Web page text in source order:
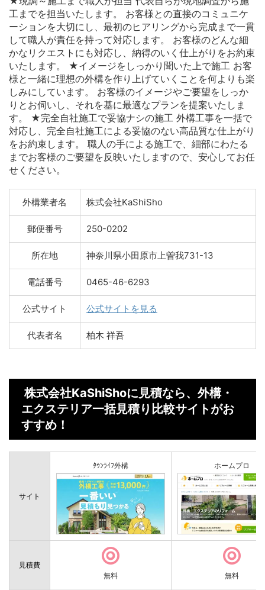
工までを担当いたします。 お客様との直接のコミュニケ
ーションを大切にし、最初のヒアリングから完成まで一貫
して職人が責任を持って対応します。 お客様のどんな細
かなリクエストにも対応し、納得のいく仕上がりをお約束
いたします。 ★イメージをしっかり聞いた上で施工 お客
様と一緒に理想の外構を作り上げていくことを何よりも楽
しみにしています。 お客様のイメージやご要望をしっか
りとお伺いし、それを基に最適なプランを提案いたしま
す。 ★完全自社施工で妥協ナシの施工 外構工事を一括で
対応し、完全自社施工による妥協のない高品質な仕上がり
をお約束します。 職人の手による施工で、細部にわたる
までお客様のご要望を反映いたしますので、安心してお任
せください。
外構業者名 株式会社KaShiSho
郵便番号 250-0202
所在地 神奈川県小田原市上曽我731-13
電話番号 0465-46-6293
公式サイト 公式サイトを見る
代表者名 柏木 祥吾
株式会社KaShiShoに見積なら、外構・
エクステリア一括見積り比較サイトがお
すすめ！
サイト
ﾀｳﾝﾗｲﾌ外構 ホームプロ
見積費
無料
無料